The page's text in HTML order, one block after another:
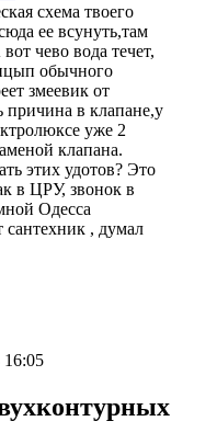
схема твоего
ее всунуть,там
чево вода течет,
обычного
змеевик от
в клапане,у
уже 2
клапана.
этих удотов? Это
в ЦРУ, звонок в
Одесса
сантехник , думал
16:05